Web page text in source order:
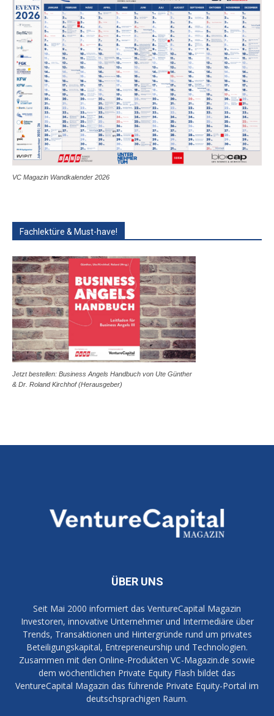
VC Magazin Wandkalender 2026
Fachlektüre & Must-have!
Jetzt bestellen: Business Angels Handbuch von Ute Günther
& Dr. Roland Kirchhof (Herausgeber)
ÜBER UNS
Seit Mai 2000 informiert das VentureCapital Magazin
Investoren, innovative Unternehmer und Intermediäre über
Trends, Transaktionen und Hintergründe rund um privates
Beteiligungskapital, Entrepreneurship und Technologien.
Zusammen mit den Online-Produkten VC-Magazin.de sowie
dem wöchentlichen Private Equity Flash bildet das
VentureCapital Magazin das führende Private Equity-Portal im
deutschsprachigen Raum.